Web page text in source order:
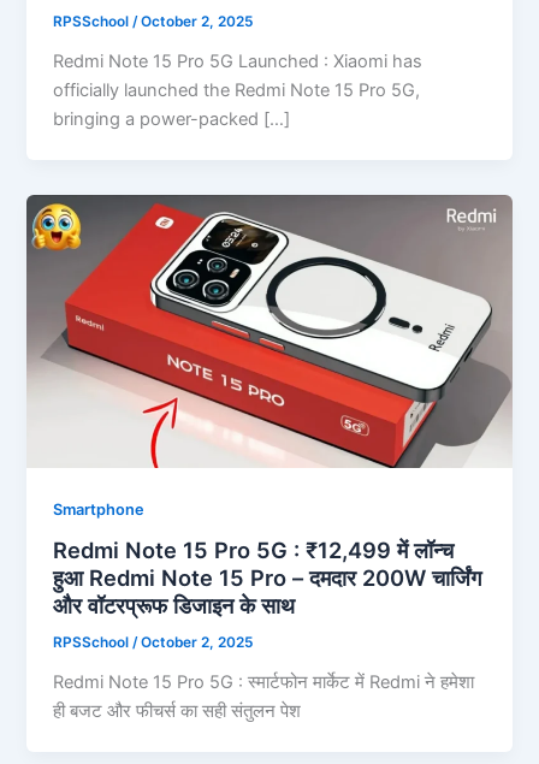
RPSSchool/October 2, 2025
Redmi Note 15 Pro 5G Launched : Xiaomi has
officially launched the Redmi Note 15 Pro 5G,
bringing a power-packed […]
Smartphone
Redmi Note 15 Pro 5G : ₹12,499 में लॉन्च
हुआ Redmi Note 15 Pro – दमदार 200W चार्जिंग
और वॉटरप्रूफ डिजाइन के साथ
RPSSchool/October 2, 2025
Redmi Note 15 Pro 5G : स्मार्टफोन मार्केट में Redmi ने हमेशा
ही बजट और फीचर्स का सही संतुलन पेश